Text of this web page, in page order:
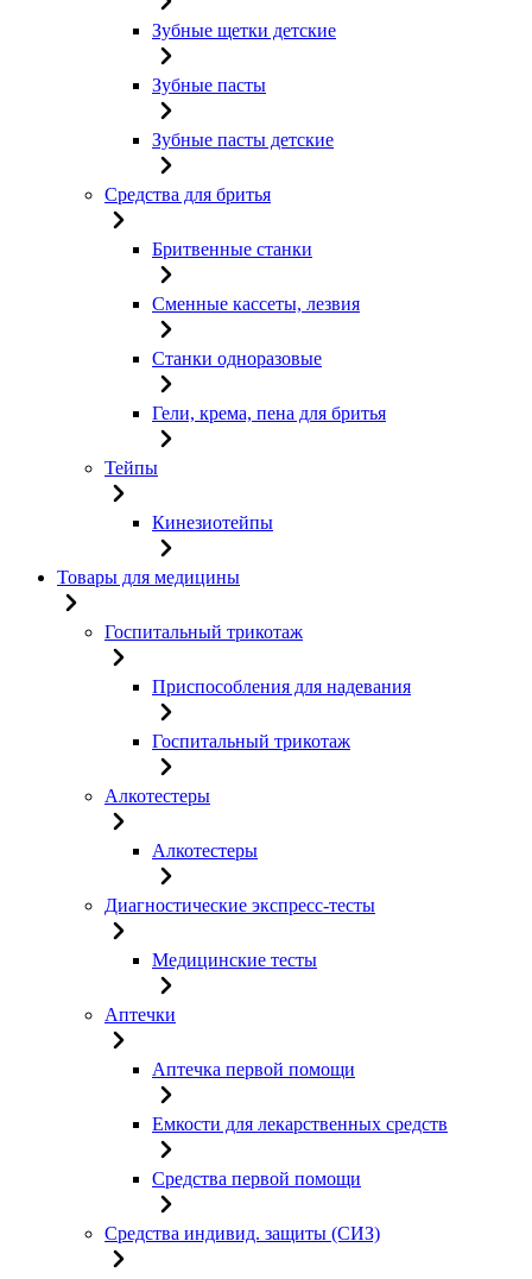
Зубные щетки детские
Зубные пасты
Зубные пасты детские
Средства для бритья
Бритвенные станки
Сменные кассеты, лезвия
Станки одноразовые
Гели, крема, пена для бритья
Тейпы
Кинезиотейпы
Товары для медицины
Госпитальный трикотаж
Приспособления для надевания
Госпитальный трикотаж
Алкотестеры
Алкотестеры
Диагностические экспресс-тесты
Медицинские тесты
Аптечки
Аптечка первой помощи
Емкости для лекарственных средств
Средства первой помощи
Средства индивид. защиты (СИЗ)